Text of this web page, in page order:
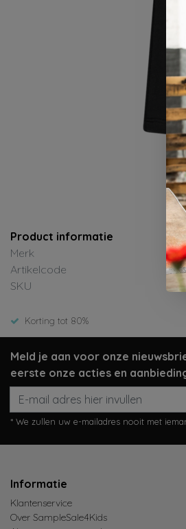
Product informatie
Merk
Artikelcode
SKU
Korting tot 80%
Meld je aan voor onze
eerste onze acties en
* We zullen uw e-mailadres nooit met
Informatie
Klantenservice
Over SampleSale4Kids